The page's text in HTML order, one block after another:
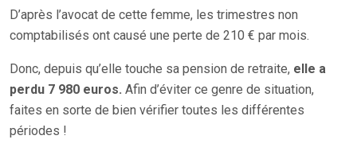
D’après l’avocat de cette femme, les trimestres non
comptabilisés ont causé une perte de 210 € par mois.
Donc, depuis qu’elle touche sa pension de retraite, elle a
perdu 7 980 euros. Afin d’éviter ce genre de situation,
faites en sorte de bien vérifier toutes les différentes
périodes !